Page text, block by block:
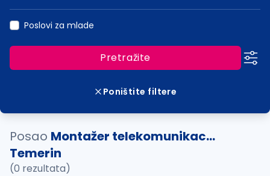
Poslovi za mlade
Pretražite
Poništite filtere
Posao Montažer telekomunikac...
Temerin
(0 rezultata)